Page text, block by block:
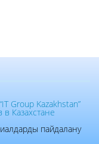
“IT Group Kazakhstan”
в Казахстане
пайдалану